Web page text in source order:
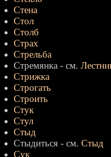
Стена
Стол
Столб
Страх
Стрельба
Стремянка - см.
Стрижка
Строгать
Строить
Стук
Стул
Стыд
Стыдиться - см. Стыд
Сук